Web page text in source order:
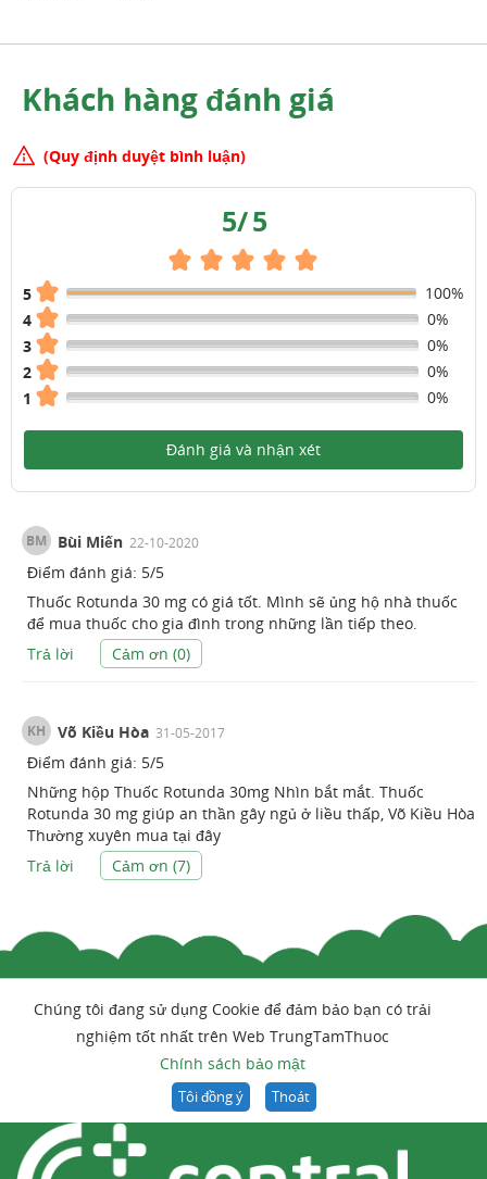
Khách hàng đánh giá
(Quy định duyệt bình luận)
5/5
5
100%
4
0%
3
0%
2
0%
1
0%
Đánh giá và nhận xét
BM Bùi Miến 22-10-2020
Điểm đánh giá: 5/5
Thuốc Rotunda 30 mg có giá tốt. Mình sẽ ủng hộ nhà thuốc
để mua thuốc cho gia đình trong những lần tiếp theo.
Trả lời
Cảm ơn (0)
KH Võ Kiều Hòa 31-05-2017
Điểm đánh giá: 5/5
Những hộp Thuốc Rotunda 30mg Nhìn bắt mắt. Thuốc
Rotunda 30 mg giúp an thần gây ngủ ở liều thấp, Võ Kiều Hòa
Thường xuyên mua tại đây
Trả lời
Cảm ơn (7)
Chúng tôi đang sử dụng Cookie để đảm bảo bạn có trải
nghiệm tốt nhất trên Web TrungTamThuoc
Chính sách bảo mật
Tôi đồng ý Thoát